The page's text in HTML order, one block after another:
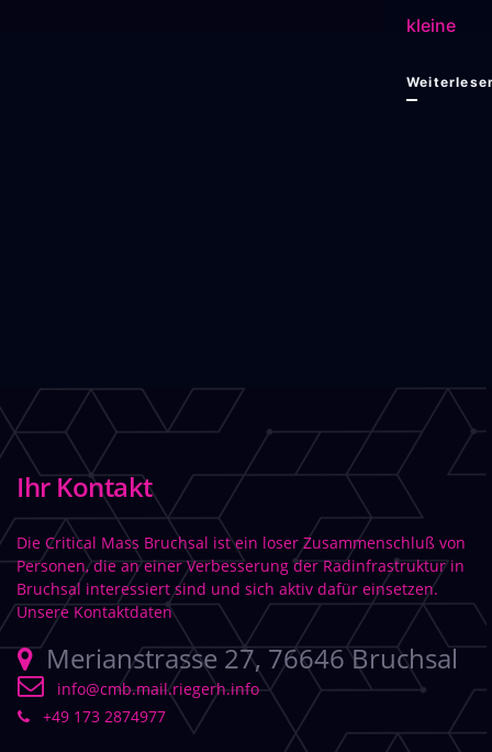
kleine
Ihr Kontakt
Die Critical Mass Bruchsal ist ein loser Zusammenschluß von
Personen, die an einer Verbesserung der Radinfrastruktur in
Bruchsal interessiert sind und sich aktiv dafür einsetzen.
Unsere Kontaktdaten
Merianstrasse 27, 76646 Bruchsal
info@cmb.mail.riegerh.info
+49 173 2874977